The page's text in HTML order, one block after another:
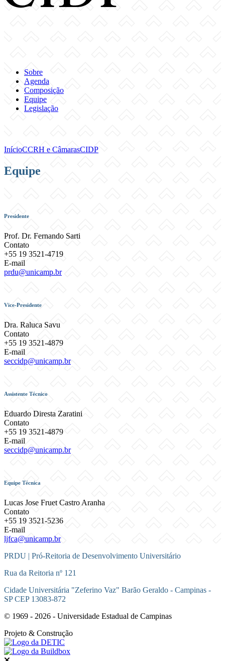
Sobre
Agenda
Composição
Equipe
Legislação
InícioCCRH e CâmarasCIDP
Equipe
Presidente
Prof. Dr. Fernando Sarti
Contato
+55 19 3521-4719
E-mail
prdu@unicamp.br
Vice-Presidente
Dra. Raluca Savu
Contato
+55 19 3521-4879
E-mail
seccidp@unicamp.br
Assistente Técnico
Eduardo Diresta Zaratini
Contato
+55 19 3521-4879
E-mail
seccidp@unicamp.br
Equipe Técnica
Lucas Jose Fruet Castro Aranha
Contato
+55 19 3521-5236
E-mail
ljfca@unicamp.br
PRDU | Pró-Reitoria de Desenvolvimento Universitário
Rua da Reitoria nº 121
Cidade Universitária "Zeferino Vaz" Barão Geraldo - Campinas -
SP CEP 13083-872
© 1969 - 2026 - Universidade Estadual de Campinas
Projeto & Construção